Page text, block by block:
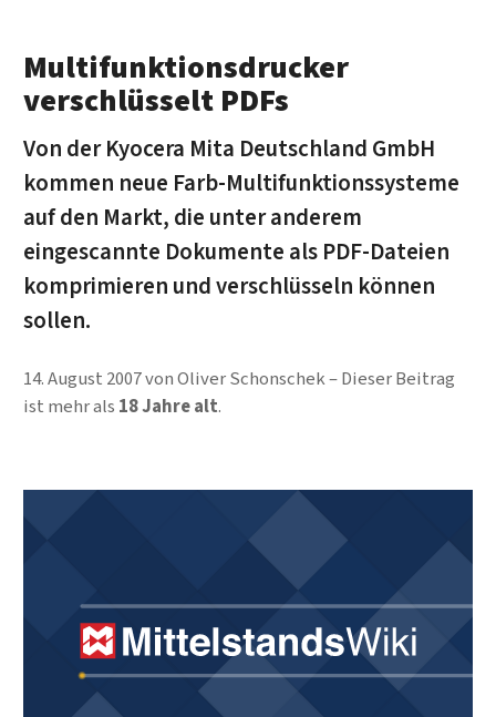
Multifunktionsdrucker
verschlüsselt PDFs
Von der Kyocera Mita Deutschland GmbH
kommen neue Farb-Multifunktionssysteme
auf den Markt, die unter anderem
eingescannte Dokumente als PDF-Dateien
komprimieren und verschlüsseln können
sollen.
14. August 2007vonOliver Schonschek
Dieser Beitrag
ist mehr als 18 Jahre alt.